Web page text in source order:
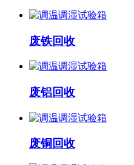
废铁回收
废铝回收
废铜回收